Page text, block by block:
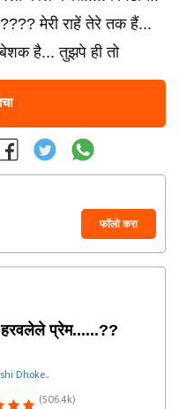
मेरी राहें तेरे तक हैं...
है... तुझपे ही तो
फॉलो करा
हरवलेले प्रेम......??
Dhoke..️️️
(506.4k)